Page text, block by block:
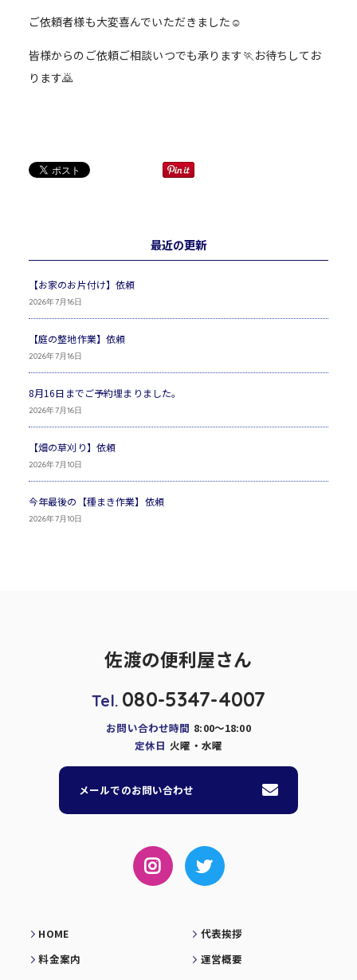
ご依頼者様も大変喜んでいただきました☺️
皆様からのご依頼ご相談いつでも承ります🏃お待ちしてお
ります🙇
最近の更新
【お家のお片付け】依頼
2026年7月16日
【庭の整地作業】依頼
2026年7月16日
8月16日までご予約埋まりました。
2026年7月16日
【畑の草刈り】依頼
2026年7月10日
今年最後の【種まき作業】依頼
2026年7月10日
佐渡の便利屋さん
Tel. 080-5347-4007
お問い合わせ時間 8:00～18:00
定休日 火曜・水曜
メールでのお問い合わせ
HOME
料金案内
代表挨拶
運営概要